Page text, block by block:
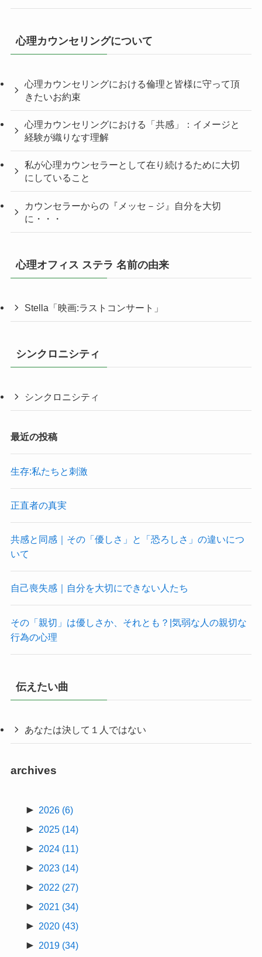
心理カウンセリングについて
心理カウンセリングにおける倫理と皆様に守って頂
きたいお約束
心理カウンセリングにおける「共感」：イメージと
経験が織りなす理解
私が心理カウンセラーとして在り続けるために大切
にしていること
カウンセラーからの『メッセ－ジ』自分を大切
に・・・
心理オフィス ステラ 名前の由来
Stella「映画:ラストコンサート」
シンクロニシティ
シンクロニシティ
最近の投稿
生存:私たちと刺激
正直者の真実
共感と同感｜その「優しさ」と「恐ろしさ」の違いにつ
いて
自己喪失感｜自分を大切にできない人たち
その「親切」は優しさか、それとも？|気弱な人の親切な
行為の心理
伝えたい曲
あなたは決して１人ではない
archives
► 2026 (6)
► 2025 (14)
► 2024 (11)
► 2023 (14)
► 2022 (27)
► 2021 (34)
► 2020 (43)
► 2019 (34)